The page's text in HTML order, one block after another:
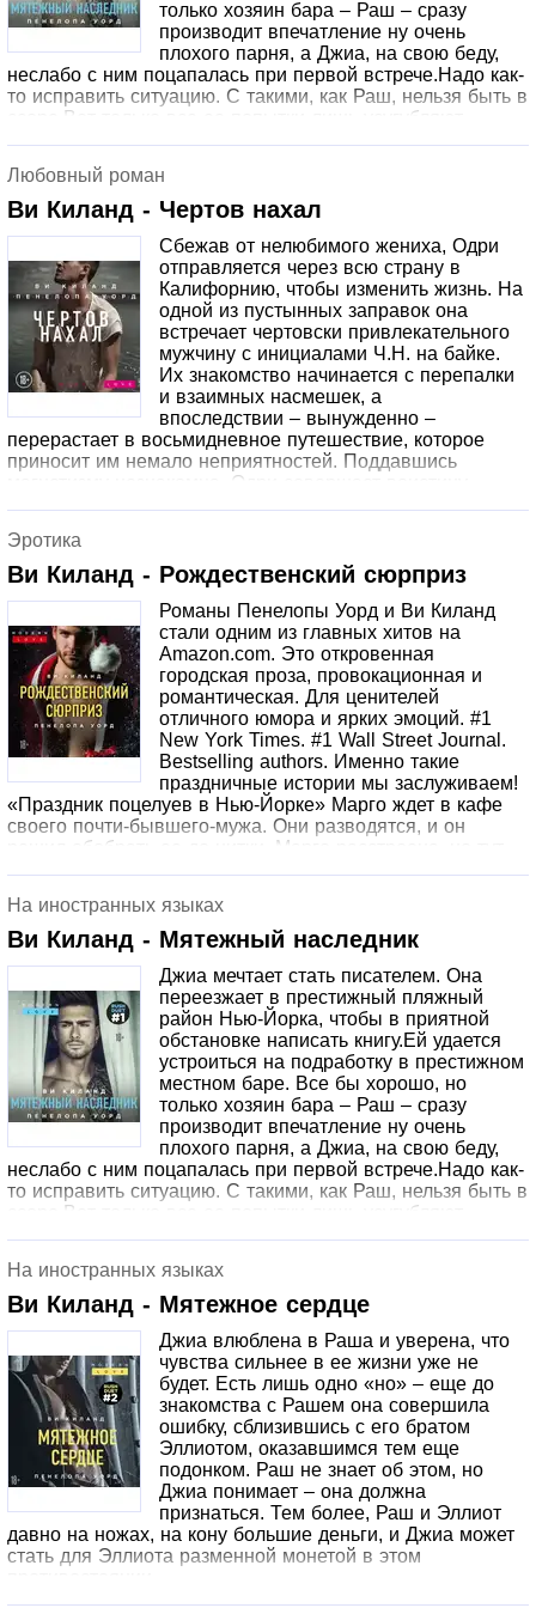
станет частью этого, и с помощью владельца клуба
Эмерсона сможет размыть собственные границы
дозволенного, позабыв об осуждении. Осторожно: вам
потребуется огнетушитель». – Ава Хоуп, автор цикла
«Орлы» @avahopebooks «В тот момент, когда я поняла,
голова от предвкушения. Запретно. Тревожно.
Неправильно». – Джулия Вулф «Вызывайте скорую.
Вызывайте пожарных. Потому что Сара Кейт обеспечила
неповторимый накал страстей между Эмерсоном и
Чарли». – PP's Bookshelf
только хозяин бара – Раш – сразу
производит впечатление ну очень
плохого парня, а Джиа, на свою беду,
неслабо с ним поцапалась при первой встрече.Надо как-
то исправить ситуацию. С такими, как Раш, нельзя быть в
ссоре.Вот только все ее попытки лишь усугубляют
Любовный роман
Ви Киланд - Чертов нахал
Сбежав от нелюбимого жениха, Одри
отправляется через всю страну в
Калифорнию, чтобы изменить жизнь. На
одной из пустынных заправок она
встречает чертовски привлекательного
мужчину с инициалами Ч.Н. на байке.
Их знакомство начинается с перепалки
и взаимных насмешек, а
впоследствии – вынужденно –
перерастает в восьмидневное путешествие, которое
приносит им немало неприятностей. Поддавшись
магнетизму незнакомца, Одри совершает воистину
ярость. Теперь, чтобы вернуть все на свои места, ей
придется отыскать Чертова Нахала во что бы то ни
стало!Создана при участии департамента Аудиокнига
Эротика
Ви Киланд - Рождественский сюрприз
Романы Пенелопы Уорд и Ви Киланд
стали одним из главных хитов на
Amazon.com. Это откровенная
городская проза, провокационная и
романтическая. Для ценителей
отличного юмора и ярких эмоций. #1
New York Times. #1 Wall Street Journal.
Bestselling authors. Именно такие
праздничные истории мы заслуживаем!
«Праздник поцелуев в Нью-Йорке» Марго ждет в кафе
своего почти-бывшего-мужа. Они разводятся, и он
решил обобрать ее до нитки. Марго расстроена, но тут
одного из посетителей кафе. «Туши свет, любимая» Коул
– писатель, купивший дом в тихом районе. В канун
Рождества Джози, его соседка напротив, решает
заставить весь газон светящимися праздничными
фигурками. Коулу это не нравится, но тут во всех домах
отключают свет, и ему нужно принять решение – темнота
и уединение или свет, праздник, Джози? Выбор
очевиден. «Горячий Скрудж» В сочельник Мередит, не
разглядев в такси из-за снегопада другого пассажира, с
размаху садится ему на колени… «Рождественский
пакт» Коллеги Райли Кеннеди и Кеннеди Райли не
слишком друг друга любят. Их бесит, что их имена так
нелепо совпадают. Но накануне Рождества им
приходится заключить перемирие, чтобы пережить
рабочий переполох, праздничный корпоратив и свадьбу
родственников. «Комедия с ошибкой» В канун
принимает его за бездомного. Он не на шутку
оскорбляется, и между ними завязывается перепалка.
Вскоре Пайпер находит у порога весьма неожиданный
подарок с издевательской запиской. Это точно ее новый
знакомый. Если она его встретит, ох, ему не
поздоровится!
На иностранных языках
Ви Киланд - Мятежный наследник
Джиа мечтает стать писателем. Она
переезжает в престижный пляжный
район Нью-Йорка, чтобы в приятной
обстановке написать книгу.Ей удается
устроиться на подработку в престижном
местном баре. Все бы хорошо, но
только хозяин бара – Раш – сразу
производит впечатление ну очень
плохого парня, а Джиа, на свою беду,
неслабо с ним поцапалась при первой встрече.Надо как-
то исправить ситуацию. С такими, как Раш, нельзя быть в
ссоре.Вот только все ее попытки лишь усугубляют
На иностранных языках
Ви Киланд - Мятежное сердце
Джиа влюблена в Раша и уверена, что
чувства сильнее в ее жизни уже не
будет. Есть лишь одно «но» – еще до
знакомства с Рашем она совершила
ошибку, сблизившись с его братом
Эллиотом, оказавшимся тем еще
подонком. Раш не знает об этом, но
Джиа понимает – она должна
признаться. Тем более, Раш и Эллиот
давно на ножах, на кону большие деньги, и Джиа может
стать для Эллиота разменной монетой в этом